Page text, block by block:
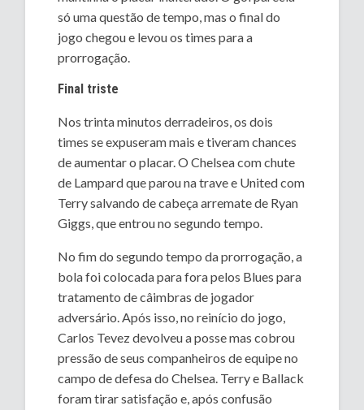
só uma questão de tempo, mas o final do
jogo chegou e levou os times para a
prorrogação.
Final triste
Nos trinta minutos derradeiros, os dois
times se expuseram mais e tiveram chances
de aumentar o placar. O Chelsea com chute
de Lampard que parou na trave e United com
Terry salvando de cabeça arremate de Ryan
Giggs, que entrou no segundo tempo.
No fim do segundo tempo da prorrogação, a
bola foi colocada para fora pelos Blues para
tratamento de câimbras de jogador
adversário. Após isso, no reinício do jogo,
Carlos Tevez devolveu a posse mas cobrou
pressão de seus companheiros de equipe no
campo de defesa do Chelsea. Terry e Ballack
foram tirar satisfação e, após confusão